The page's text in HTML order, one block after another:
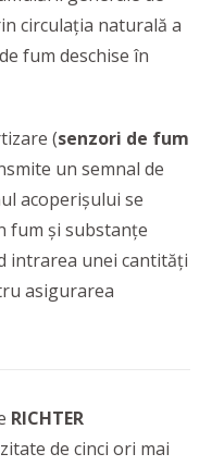
circulaţia naturală a
fum deschise în
(senzori de fum
un semnal de
acoperişului se
fum și substanțe
intrarea unei cantități
asigurarea
RICHTER
de cinci ori mai